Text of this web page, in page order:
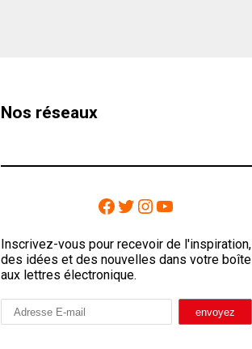
Nos réseaux
Inscrivez-vous pour recevoir de l'inspiration,
des idées et des nouvelles dans votre boîte
aux lettres électronique.